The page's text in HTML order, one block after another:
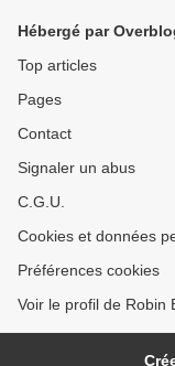
Hébergé par
Top articles
Pages
Contact
Signaler un abus
C.G.U.
Cookies et données
Préférences cookies
Voir le profil de Robin